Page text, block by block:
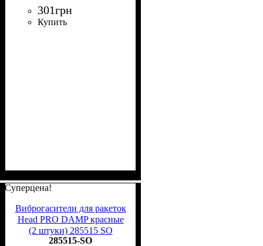
301грн
Купить
Суперцена!
Виброгасители для ракеток
Head PRO DAMP красные
(2 штуки) 285515 SO
285515-SO